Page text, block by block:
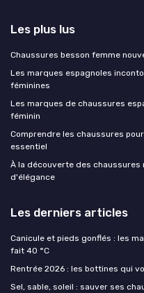
Les plus lus
Chaussures besson femme
Les marques espagnoles
féminines
Les marques de chaussures
féminin
Comprendre les chaussures
essentiel
À la découverte des
d'élégance
Les derniers articles
Canicule et pieds gonflés : les
fait 40 °C
Rentrée 2026 : les bottines qui
Sel, sable, soleil : sauver ses